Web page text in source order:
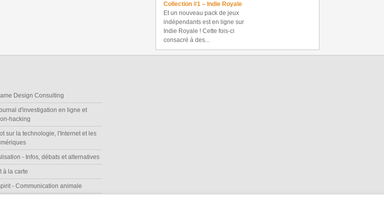
Collection #1 – Indie Royale
Et un nouveau pack de jeux
indépendants est en ligne sur
Indie Royale ! Cette fois-ci
consacré à des...
Design Consulting
d'investigation en ligne et
hacking
sur la technologie, l'Internet et les
- Infos, débats et alternatives
à la carte
- Communication animale